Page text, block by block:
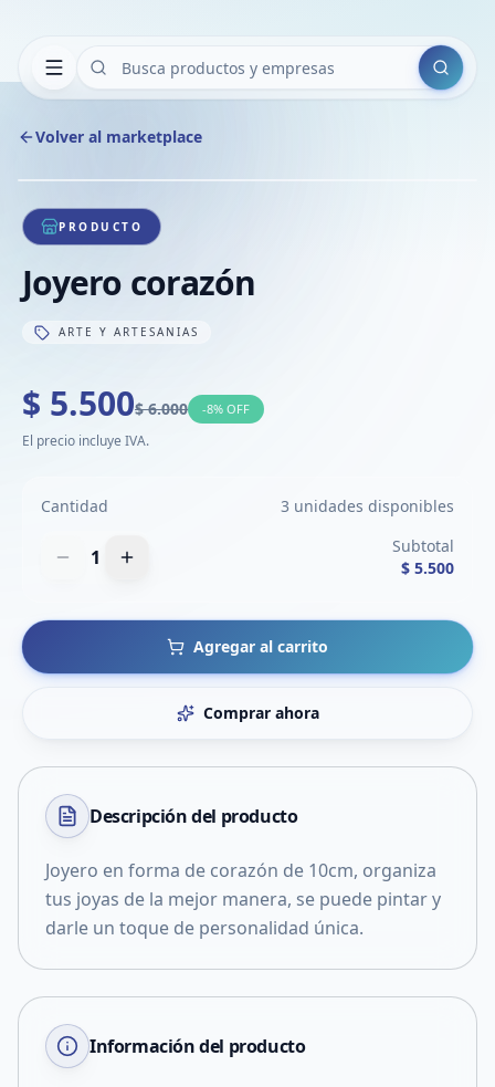
Buscar
Volver al marketplace
1/1
PRODUCTO
Joyero corazón
ARTE Y ARTESANIAS
$ 5.500$ 6.000 -8% OFF
El precio incluye IVA.
Cantidad 3 unidades disponibles
1
Subtotal
$ 5.500
Agregar al carrito
Comprar ahora
Descripción del producto
Joyero en forma de corazón de 10cm, organiza
tus joyas de la mejor manera, se puede pintar y
darle un toque de personalidad única.
Información del producto